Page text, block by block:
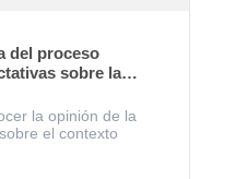
del proceso
sobre la
legislativa y
la opinión de la
el contexto